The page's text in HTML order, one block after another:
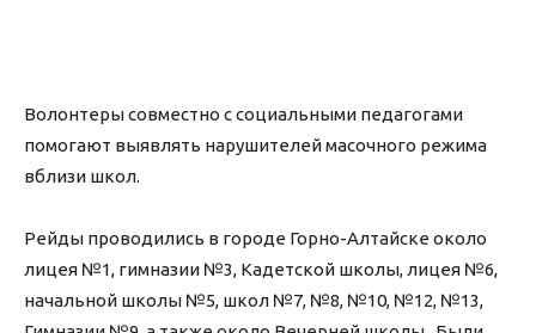
Волонтеры совместно с социальными педагогами
помогают выявлять нарушителей масочного режима
вблизи школ.
Рейды проводились в городе Горно-Алтайске около
лицея №1, гимназии №3, Кадетской школы, лицея №6,
начальной школы №5, школ №7, №8, №10, №12, №13,